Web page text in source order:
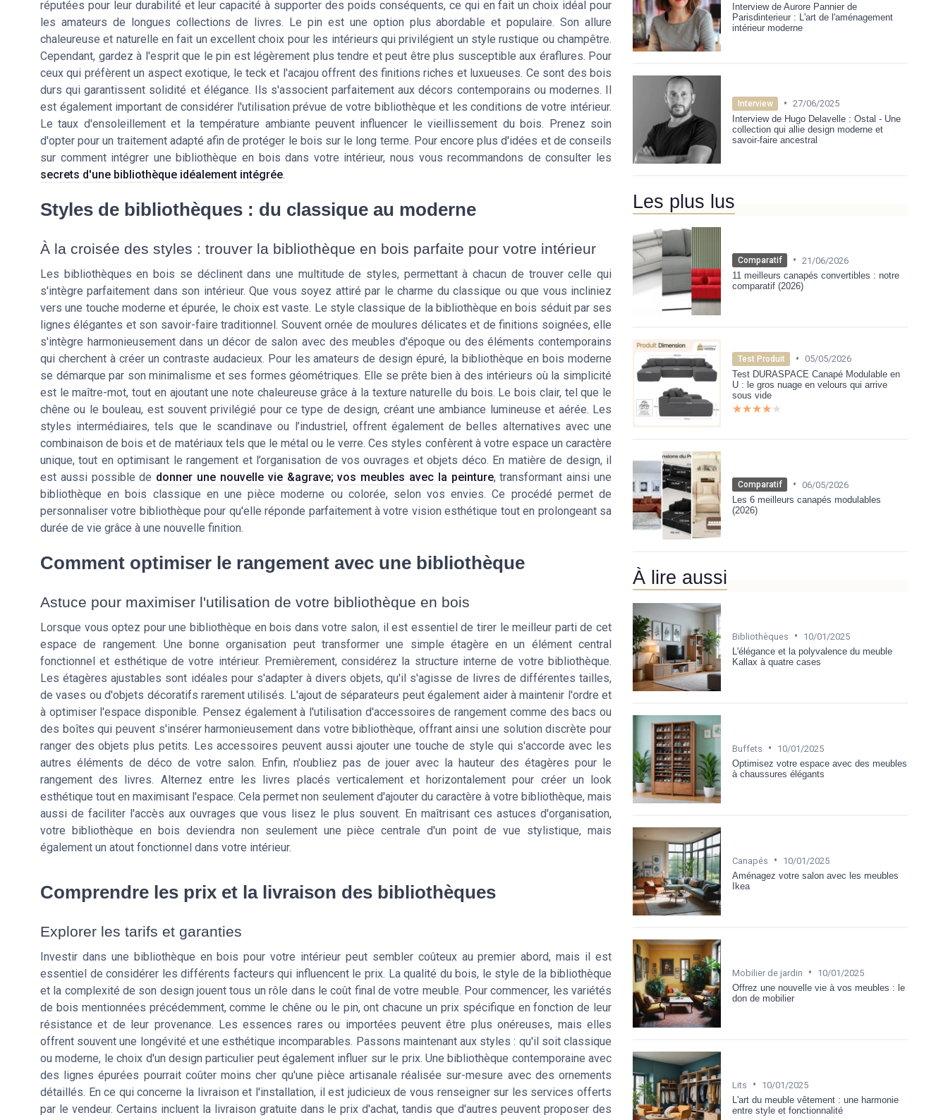
réputées pour leur durabilité et leur capacité à supporter des poids conséquents, ce qui en fait un choix idéal pour
les amateurs de longues collections de livres. Le pin est une option plus abordable et populaire. Son allure
chaleureuse et naturelle en fait un excellent choix pour les intérieurs qui privilégient un style rustique ou champêtre.
Cependant, gardez à l'esprit que le pin est légèrement plus tendre et peut être plus susceptible aux éraflures. Pour
ceux qui préfèrent un aspect exotique, le teck et l'acajou offrent des finitions riches et luxueuses. Ce sont des bois
durs qui garantissent solidité et élégance. Ils s'associent parfaitement aux décors contemporains ou modernes. Il
est également important de considérer l'utilisation prévue de votre bibliothèque et les conditions de votre intérieur.
Le taux d'ensoleillement et la température ambiante peuvent influencer le vieillissement du bois. Prenez soin
d'opter pour un traitement adapté afin de protéger le bois sur le long terme. Pour encore plus d'idées et de conseils
sur comment intégrer une bibliothèque en bois dans votre intérieur, nous vous recommandons de consulter les
secrets d'une bibliothèque idéalement intégrée.
Styles de bibliothèques : du classique au moderne
À la croisée des styles : trouver la bibliothèque en bois parfaite pour votre intérieur
Les bibliothèques en bois se déclinent dans une multitude de styles, permettant à chacun de trouver celle qui
s'intègre parfaitement dans son intérieur. Que vous soyez attiré par le charme du classique ou que vous incliniez
vers une touche moderne et épurée, le choix est vaste. Le style classique de la bibliothèque en bois séduit par ses
lignes élégantes et son savoir-faire traditionnel. Souvent ornée de moulures délicates et de finitions soignées, elle
s'intègre harmonieusement dans un décor de salon avec des meubles d'époque ou des éléments contemporains
qui cherchent à créer un contraste audacieux. Pour les amateurs de design épuré, la bibliothèque en bois moderne
se démarque par son minimalisme et ses formes géométriques. Elle se prête bien à des intérieurs où la simplicité
est le maître-mot, tout en ajoutant une note chaleureuse grâce à la texture naturelle du bois. Le bois clair, tel que le
chêne ou le bouleau, est souvent privilégié pour ce type de design, créant une ambiance lumineuse et aérée. Les
styles intermédiaires, tels que le scandinave ou l’industriel, offrent également de belles alternatives avec une
combinaison de bois et de matériaux tels que le métal ou le verre. Ces styles confèrent à votre espace un caractère
unique, tout en optimisant le rangement et l’organisation de vos ouvrages et objets déco. En matière de design, il
est aussi possible de donner une nouvelle vie &agrave; vos meubles avec la peinture, transformant ainsi une
bibliothèque en bois classique en une pièce moderne ou colorée, selon vos envies. Ce procédé permet de
personnaliser votre bibliothèque pour qu'elle réponde parfaitement à votre vision esthétique tout en prolongeant sa
durée de vie grâce à une nouvelle finition.
Comment optimiser le rangement avec une bibliothèque
Astuce pour maximiser l'utilisation de votre bibliothèque en bois
Lorsque vous optez pour une bibliothèque en bois dans votre salon, il est essentiel de tirer le meilleur parti de cet
espace de rangement. Une bonne organisation peut transformer une simple étagère en un élément central
fonctionnel et esthétique de votre intérieur. Premièrement, considérez la structure interne de votre bibliothèque.
Les étagères ajustables sont idéales pour s'adapter à divers objets, qu'il s'agisse de livres de différentes tailles,
de vases ou d'objets décoratifs rarement utilisés. L'ajout de séparateurs peut également aider à maintenir l'ordre et
à optimiser l'espace disponible. Pensez également à l'utilisation d'accessoires de rangement comme des bacs ou
des boîtes qui peuvent s'insérer harmonieusement dans votre bibliothèque, offrant ainsi une solution discrète pour
ranger des objets plus petits. Les accessoires peuvent aussi ajouter une touche de style qui s'accorde avec les
autres éléments de déco de votre salon. Enfin, n'oubliez pas de jouer avec la hauteur des étagères pour le
rangement des livres. Alternez entre les livres placés verticalement et horizontalement pour créer un look
esthétique tout en maximisant l'espace. Cela permet non seulement d'ajouter du caractère à votre bibliothèque, mais
aussi de faciliter l'accès aux ouvrages que vous lisez le plus souvent. En maîtrisant ces astuces d'organisation,
votre bibliothèque en bois deviendra non seulement une pièce centrale d'un point de vue stylistique, mais
également un atout fonctionnel dans votre intérieur.
Comprendre les prix et la livraison des bibliothèques
Explorer les tarifs et garanties
Investir dans une bibliothèque en bois pour votre intérieur peut sembler coûteux au premier abord, mais il est
essentiel de considérer les différents facteurs qui influencent le prix. La qualité du bois, le style de la bibliothèque
et la complexité de son design jouent tous un rôle dans le coût final de votre meuble. Pour commencer, les variétés
de bois mentionnées précédemment, comme le chêne ou le pin, ont chacune un prix spécifique en fonction de leur
résistance et de leur provenance. Les essences rares ou importées peuvent être plus onéreuses, mais elles
offrent souvent une longévité et une esthétique incomparables. Passons maintenant aux styles : qu'il soit classique
ou moderne, le choix d'un design particulier peut également influer sur le prix. Une bibliothèque contemporaine avec
des lignes épurées pourrait coûter moins cher qu'une pièce artisanale réalisée sur-mesure avec des ornements
détaillés. En ce qui concerne la livraison et l'installation, il est judicieux de vous renseigner sur les services offerts
par le vendeur. Certains incluent la livraison gratuite dans le prix d'achat, tandis que d'autres peuvent proposer des
Interview de Aurore Pannier de
Parisdinterieur : L'art de l'aménagement
intérieur moderne
Interview • 27/06/2025
Interview de Hugo Delavelle : Ostal - Une
collection qui allie design moderne et
savoir-faire ancestral
Les plus lus
Comparatif • 21/06/2026
11 meilleurs canapés convertibles : notre
comparatif (2026)
Test Produit • 05/05/2026
Test DURASPACE Canapé Modulable en
U : le gros nuage en velours qui arrive
sous vide
★★★★★
★★★★★
Comparatif • 06/05/2026
Les 6 meilleurs canapés modulables
(2026)
À lire aussi
Bibliothèques •
10/01/2025
L'élégance et la polyvalence du meuble
Kallax à quatre cases
Buffets •
10/01/2025
Optimisez votre espace avec des meubles
à chaussures élégants
Canapés •
10/01/2025
Aménagez votre salon avec les meubles
Ikea
Mobilier de jardin •
10/01/2025
Offrez une nouvelle vie à vos meubles : le
don de mobilier
Lits •
10/01/2025
L'art du meuble vêtement : une harmonie
entre style et fonctionnalité